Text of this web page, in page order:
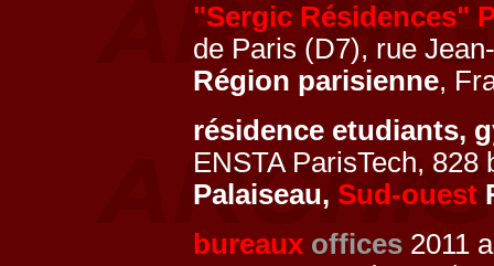
"Sergic Résidences"
de Paris (D7), rue
Région parisienne,
résidence etudiants,
ENSTA ParisTech,
Palaiseau, Sud-ouest
bureaux offices 2011